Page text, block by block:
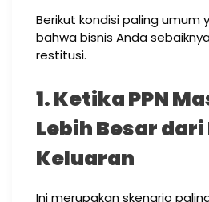
Berikut kondisi paling umum
bahwa bisnis Anda
restitusi.
1. Ketika PPN
Lebih Besar dari
Keluaran
Ini merupakan skenario